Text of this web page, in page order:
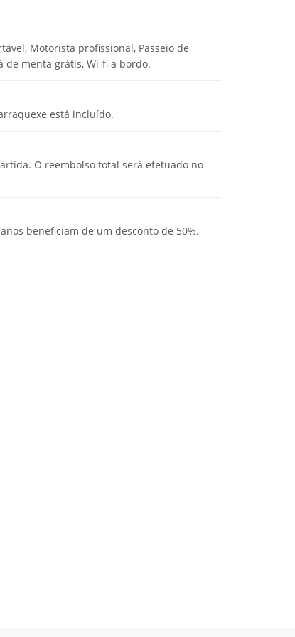
topo das dunas ásperas . A caminhada que
todas as partes da palmeraie
de Quad Bike o levará de volta ao
a estrada de volta a Marrakech com um
Motorista profissional, Passeio de
de menta grátis, Wi-fi a bordo.
está incluído.
O reembolso total será efetuado no
beneficiam de um desconto de 50%.